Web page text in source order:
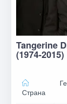
Tangerine
(1974-2015)
Страна